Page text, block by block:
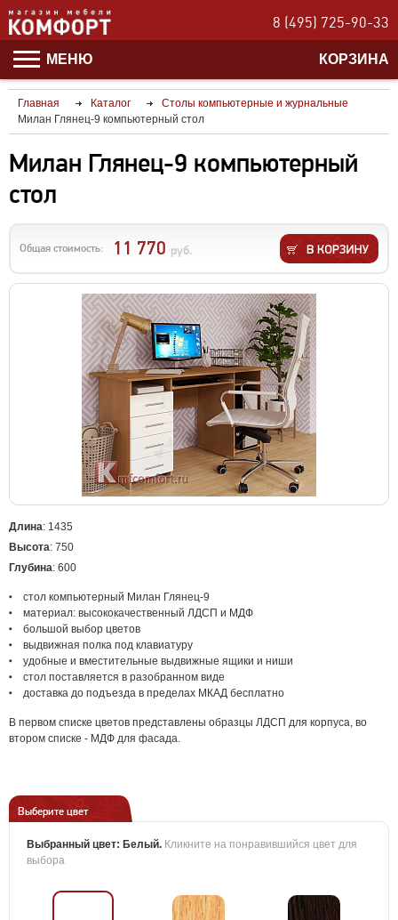
8 (495) 725-90-33
МЕНЮ КОРЗИНА
Главная Каталог
Столы компьютерные и журнальные
Милан Глянец-9 компьютерный стол
Милан Глянец-9 компьютерный
стол
Общая стоимость: 11 770 руб.
Длина: 1435
Высота: 750
Глубина: 600
стол компьютерный Милан Глянец-9
материал: высококачественный ЛДСП и МДФ
большой выбор цветов
выдвижная полка под клавиатуру
удобные и вместительные выдвижные ящики и ниши
стол поставляется в разобранном виде
доставка до подъезда в пределах МКАД бесплатно
В первом списке цветов представлены образцы ЛДСП для корпуса, во
втором списке - МДФ для фасада.
Выберите цвет
Выбранный цвет: Белый. Кликните на понравившийся цвет для
выбора